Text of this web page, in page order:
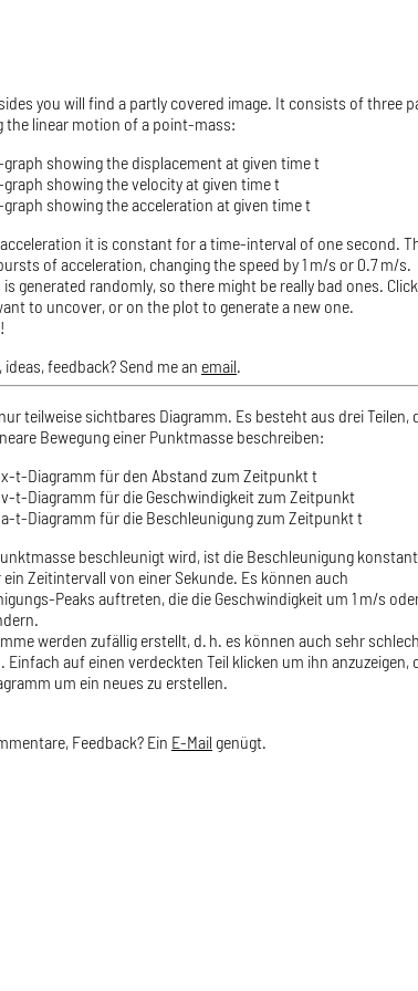
you will find a partly covered image. It consists of three
the linear motion of a point-mass:
showing the displacement at given time t
showing the velocity at given time t
showing the acceleration at given time t
it is constant for a time-interval of one second.
of acceleration, changing the speed by 1 m/s or 0.7 m/s.
is generated randomly, so there might be really bad ones.
to uncover, or on the plot to generate a new one.
feedback? Send me an email.
teilweise sichtbares Diagramm. Es besteht aus drei Teilen,
Bewegung einer Punktmasse beschreiben:
t-Diagramm für den Abstand zum Zeitpunkt t
t-Diagramm für die Geschwindigkeit zum Zeitpunkt
t-Diagramm für die Beschleunigung zum Zeitpunkt t
beschleunigt wird, ist die Beschleunigung
Zeitintervall von einer Sekunde. Es können auch
Peaks auftreten, die die Geschwindigkeit um 1 m/s
werden zufällig erstellt, d. h. es können auch sehr
Einfach auf einen verdeckten Teil klicken um ihn anzuzeigen,
um ein neues zu erstellen.
Feedback? Ein E-Mail genügt.